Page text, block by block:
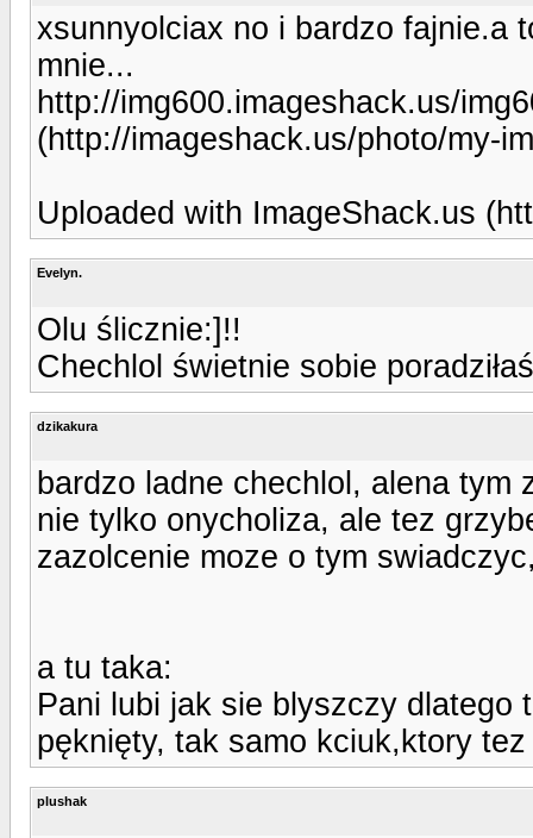
xsunnyolciax no i bardzo fajnie.a
mnie...
http://img600.imageshack.us/
(http://imageshack.us/photo/my-
Uploaded with ImageShack.us
Evelyn.
Olu ślicznie:]!!
Chechlol świetnie sobie
dzikakura
bardzo ladne chechlol, alena
nie tylko onycholiza, ale tez
zazolcenie moze o tym
a tu taka:
Pani lubi jak sie blyszczy dlatego
pęknięty, tak samo kciuk,ktory
plushak